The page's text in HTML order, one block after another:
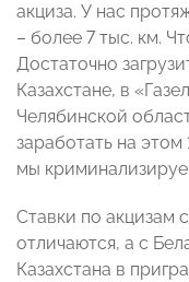
акциза. У нас
– более 7 тыс. км.
Достаточно
Казахстане, в
Челябинской
заработать на этом
мы
Ставки по акцизам
отличаются, а с
Казахстана в